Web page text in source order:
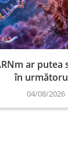
ar putea
în
04/08/2026